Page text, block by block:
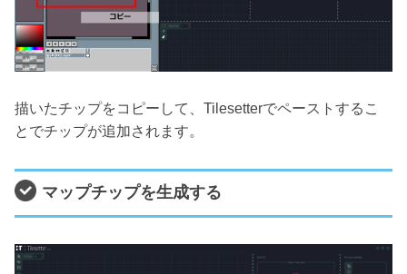
描いたチップをコピーして、Tilesetterでペーストするこ
とでチップが追加されます。
マップチップを生成する